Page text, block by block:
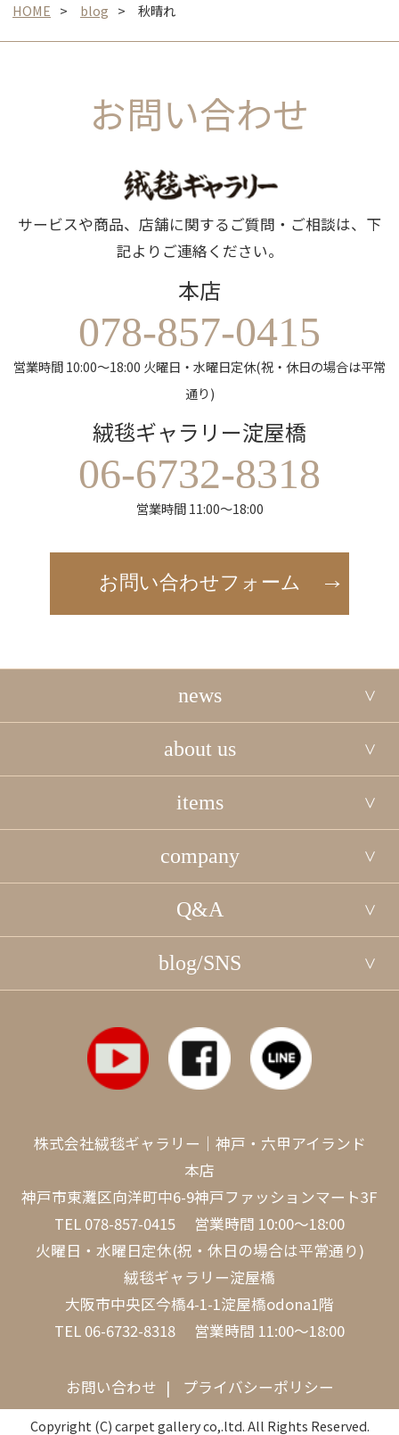
HOME blog 秋晴れ
お問い合わせ
サービスや商品、店舗に関するご質問・ご相談は、下
記よりご連絡ください。
本店
078-857-0415
営業時間 10:00～18:00 火曜日・水曜日定休(祝・休日の場合は平常
通り)
絨毯ギャラリー淀屋橋
06-6732-8318
営業時間 11:00～18:00
お問い合わせフォーム
news
about us
items
company
Q&A
blog/SNS
株式会社絨毯ギャラリー｜神戸・六甲アイランド
本店
神戸市東灘区向洋町中6-9神戸ファッションマート3F
TEL 078-857-0415 営業時間 10:00～18:00
火曜日・水曜日定休(祝・休日の場合は平常通り)
絨毯ギャラリー淀屋橋
大阪市中央区今橋4-1-1淀屋橋odona1階
TEL 06-6732-8318 営業時間 11:00～18:00
お問い合わせ プライバシーポリシー
Copyright (C) carpet gallery co,.ltd. All Rights Reserved.